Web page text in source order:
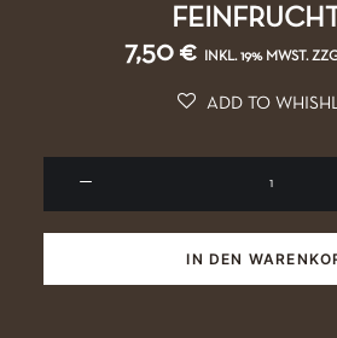
7,50 € INKL. 19% MWST.
ADD TO
IN DEN